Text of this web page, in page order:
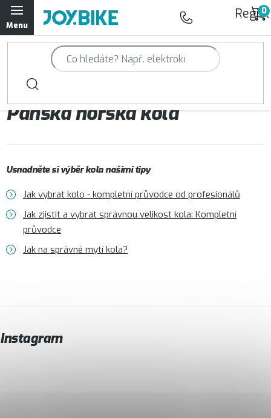
Přejít
na
obsah
Trailová kola Qayron
Horská kola Qayron
Dámská horská kola Qayron
Doplňky a oblečení Qayron
Kontakt Servisní a výdejní místa
Pánská horská kola
Usnadněte si výběr kola našimi tipy
Jak vybrat kolo - kompletní průvodce od profesionálů
Jak zjistit a vybrat správnou velikost kola: Kompletní
průvodce
Jak na správné mytí kola?
Instagram